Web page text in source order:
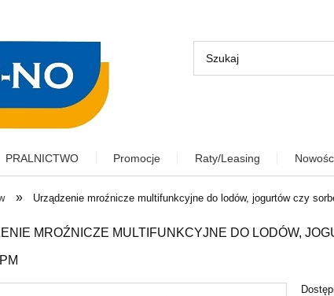
PRALNICTWO Promocje Raty/Leasing
» Urządzenie mroźnicze multifunkcyjne do lodów, jogurtów czy
MROŹNICZE MULTIFUNKCYJNE DO LODÓW,